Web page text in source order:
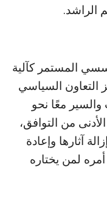
الراشد.
المستمر كآلية
التعاون السياسي
والسير معًا نحو
من التوافق،
آثارها وإعادة
لمن يختاره